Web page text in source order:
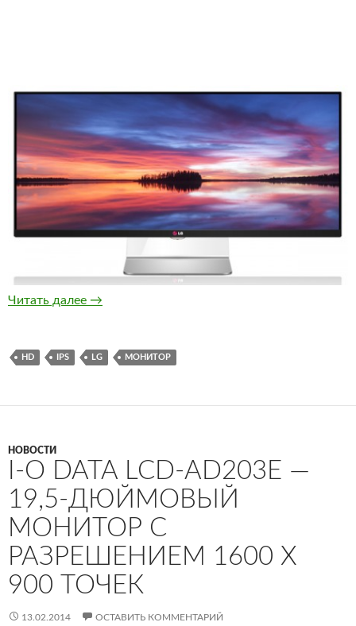
Читать далее LG UM65, UB65 и UM95 —
→
HD IPS LG МОНИТОР
НОВОСТИ
I-O DATA LCD-AD203E —
19,5-ДЮЙМОВЫЙ
МОНИТОР С
РАЗРЕШЕНИЕМ 1600 X
900 ТОЧЕК
13.02.2014 ОСТАВИТЬ КОММЕНТАРИЙ